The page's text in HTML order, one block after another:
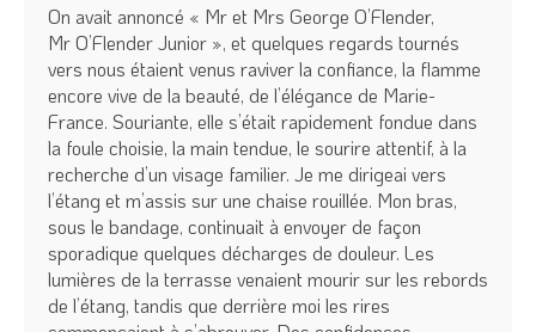
On avait annoncé « Mr et Mrs George O’Flender,
Mr O’Flender Junior », et quelques regards tournés
vers nous étaient venus raviver la confiance, la flamme
encore vive de la beauté, de l’élégance de Marie-
France. Souriante, elle s’était rapidement fondue dans
la foule choisie, la main tendue, le sourire attentif, à la
recherche d’un visage familier. Je me dirigeai vers
l’étang et m’assis sur une chaise rouillée. Mon bras,
sous le bandage, continuait à envoyer de façon
sporadique quelques décharges de douleur. Les
lumières de la terrasse venaient mourir sur les rebords
de l’étang, tandis que derrière moi les rires